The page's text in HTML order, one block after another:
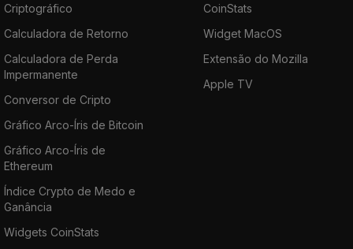
Criptográfico
Calculadora de Retorno
Calculadora de Perda
Impermanente
Conversor de Cripto
Gráfico Arco-Íris de Bitcoin
Gráfico Arco-Íris de
Ethereum
Índice Crypto de Medo e
Ganância
Widgets CoinStats
CoinStats
Widget MacOS
Extensão do Mozilla
Apple TV